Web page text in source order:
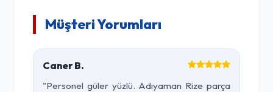
Müşteri Yorumları
Caner B.
"Personel güler yüzlü. Adıyaman Rize parça